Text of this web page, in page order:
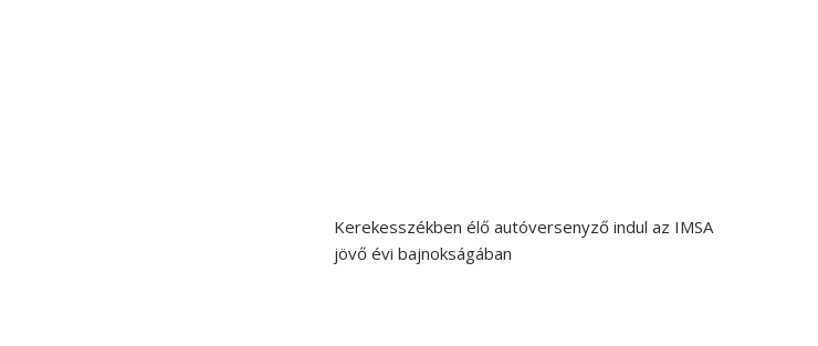
Kerekesszékben élő autóversenyző indul az IMSA
jövő évi bajnokságában